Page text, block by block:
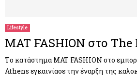
Lifestyle
MAT FASHION στο
Τo κατάστημα MAT FASHION στο
Athens εγκαινίασε την έναρξη της